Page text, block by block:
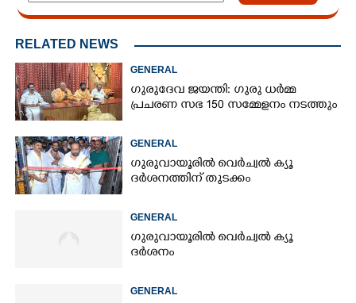
RELATED NEWS
GENERAL
ഗുരുദേവ ജയന്തി: ഗുരു ധർമ്മ
പ്രചരണ സഭ 150 സമ്മേളനം നടത്തും
GENERAL
ഗുരുവായൂരിൽ വെർച്വൽ ക്യൂ
ദർശനത്തിന് തുടക്കം
GENERAL
ഗുരുവായൂരിൽ വെർച്വൽ ക്യൂ
ദർശനം
GENERAL